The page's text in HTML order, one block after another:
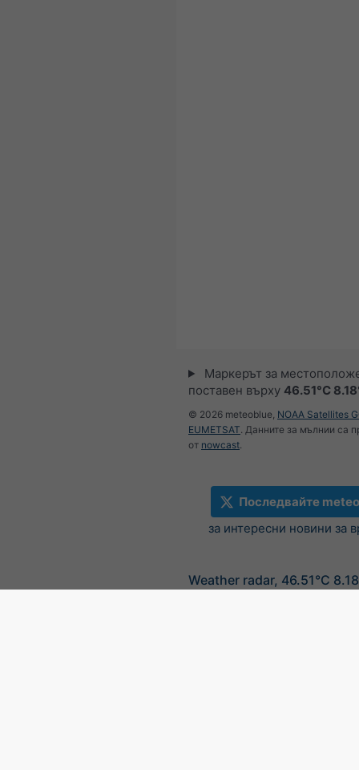
Маркерът за
поставен върху 46.51°С
© 2026 meteoblue, NOAA Satellites
EUMETSAT. Данните за мълнии са
от nowcast.
Последвайте
за интересни новини за
Weather radar, 46.51°С